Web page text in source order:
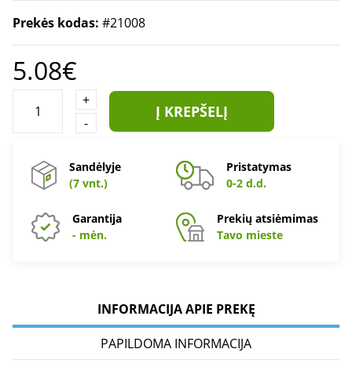
Prekės kodas: #21008
5.08€
+
-
Į KREPŠELĮ
Sandėlyje
(7 vnt.)
Pristatymas
0-2 d.d.
Garantija
- mėn.
Prekių atsiėmimas
Tavo mieste
INFORMACIJA APIE PREKĘ
PAPILDOMA INFORMACIJA